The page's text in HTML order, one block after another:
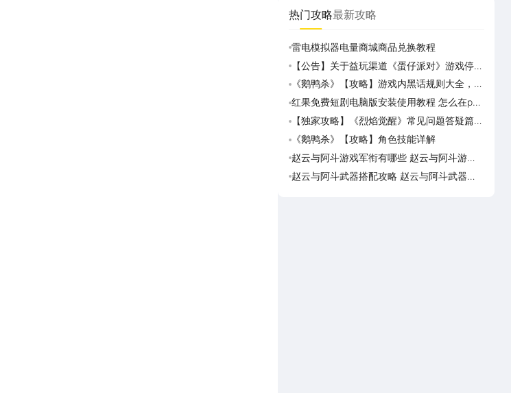
热门攻略最新攻略
雷电模拟器电量商城商品兑换教程
【公告】关于益玩渠道《蛋仔派对》游戏停运
转移通知
《鹅鸭杀》【攻略】游戏内黑话规则大全，萌
新速看
红果免费短剧电脑版安装使用教程 怎么在pc
端看红果免费短剧
【独家攻略】《烈焰觉醒》常见问题答疑篇第
一期
《鹅鸭杀》【攻略】角色技能详解
赵云与阿斗游戏军衔有哪些 赵云与阿斗游戏
军衔对比
赵云与阿斗武器搭配攻略 赵云与阿斗武器怎